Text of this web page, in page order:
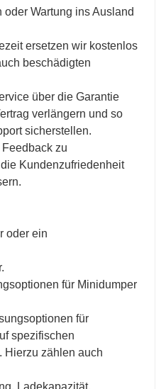
Wartung ins Ausland
ersetzen wir kostenlos
beschädigten
über die Garantie
verlängern und so
sicherstellen.
zu
Kundenzufriedenheit
oder ein
für Minidumper
für
spezifischen
Hierzu zählen auch
Ladekapazität,